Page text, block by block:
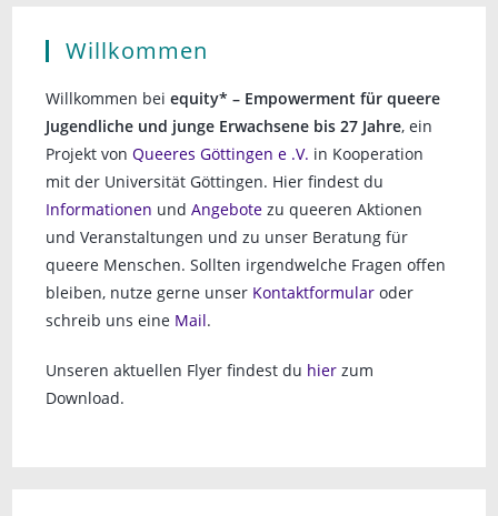
–
(k)ein
Willkommen
Willkommen beiequity* – Empowerment für queere
Jugendliche und junge Erwachsene bis 27 Jahre, ein
Projekt vonQueeres Göttingen e .V. in Kooperation
mit der Universität Göttingen. Hier findest du
Informationen undAngebote zu queeren Aktionen
und Veranstaltungen und zu unser Beratung für
queere Menschen. Sollten irgendwelche Fragen offen
bleiben, nutze gerne unser Kontaktformular oder
schreib uns eine Mail.
Unseren aktuellen Flyer findest du hier zum
Download.